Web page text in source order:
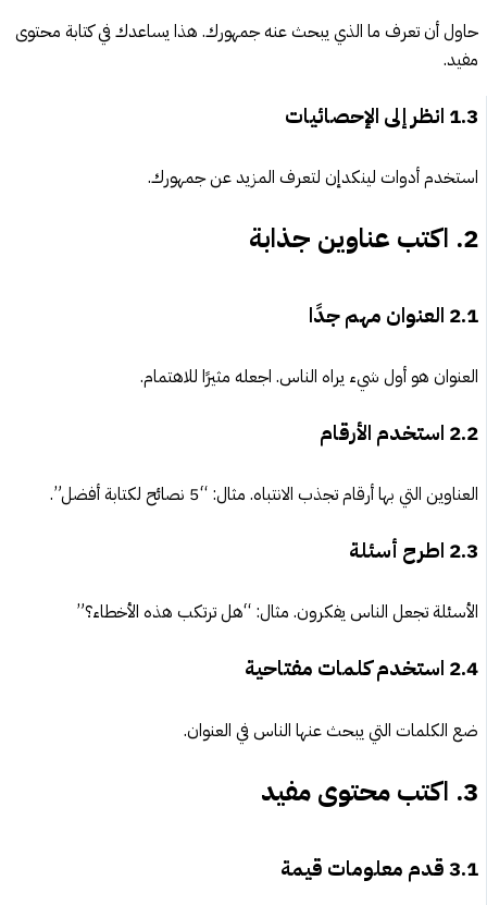
حاول أن تعرف ما الذي يبحث عنه جمهورك. هذا يساعدك في كتابة محتوى
مفيد.
1.3 انظر إلى الإحصائيات
استخدم أدوات لينكدإن لتعرف المزيد عن جمهورك.
2. اكتب عناوين جذابة
2.1 العنوان مهم جدًا
العنوان هو أول شيء يراه الناس. اجعله مثيرًا للاهتمام.
2.2 استخدم الأرقام
العناوين التي بها أرقام تجذب الانتباه. مثال: “5 نصائح لكتابة أفضل”.
2.3 اطرح أسئلة
الأسئلة تجعل الناس يفكرون. مثال: “هل ترتكب هذه الأخطاء؟”
2.4 استخدم كلمات مفتاحية
ضع الكلمات التي يبحث عنها الناس في العنوان.
3. اكتب محتوى مفيد
3.1قدم معلومات قيمة